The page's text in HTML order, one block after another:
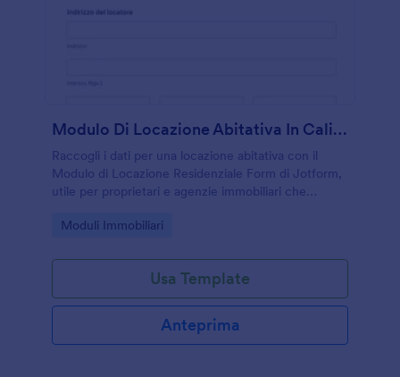
Modulo Di Locazione Abitativa In California
Raccogli i dati per una locazione abitativa con il
Modulo di Locazione Residenziale Form di Jotform,
utile per proprietari e agenzie immobiliari che
modulo online.
Go to Category:
Moduli Immobiliari
Usa Template
Anteprima